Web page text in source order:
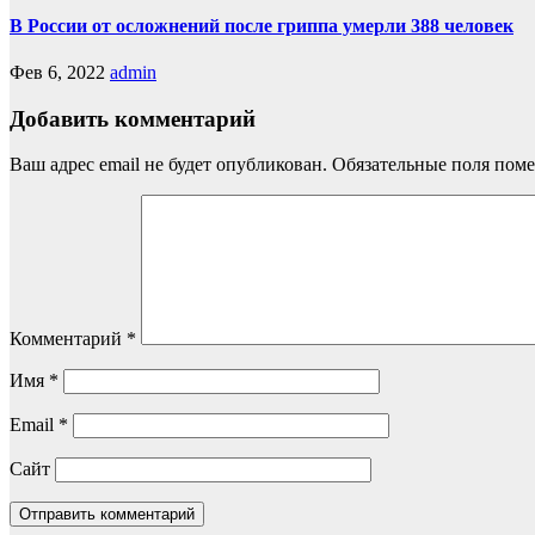
В России от осложнений после гриппа умерли 388 человек
Фев 6, 2022 admin
Добавить комментарий
Ваш адрес email не будет опубликован. Обязательные поля
Комментарий *
Имя *
Email *
Сайт